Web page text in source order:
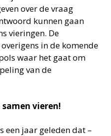
over de vraag
kunnen gaan
vieringen. De
in de komende
waar het gaat om
van de
vieren!
een jaar geleden dat –